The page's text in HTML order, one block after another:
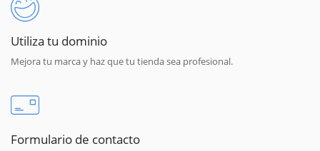
Utiliza tu dominio
Mejora tu marca y haz que tu tienda sea profesional.
Formulario de contacto